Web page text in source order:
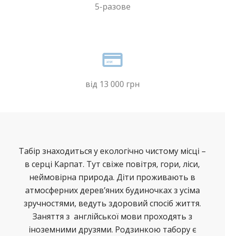
5-разове
від 13 000 грн
Табір знаходиться у екологічно чистому місці –
в серці Карпат. Тут свіже повітря, гори, ліси,
неймовірна природа. Діти проживають в
атмосферних дерев’яних будиночках з усіма
зручностями, ведуть здоровий спосіб життя.
Заняття з англійської мови проходять з
іноземними друзями. Родзинкою табору є